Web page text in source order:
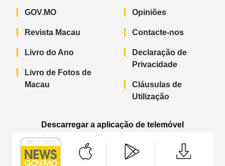
GOV.MO
Revista Macau
Livro do Ano
Livro de Fotos de
Macau
Opiniões
Contacte-nos
Declaração de
Privacidade
Cláusulas de
Utilização
Descarregar a aplicação de telemóvel